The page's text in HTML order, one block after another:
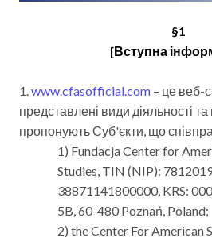
§1
[Вступна
1.www.cfasofficial.com – це веб-
представлені види діяльності та
пропонують Суб'єкти, що
1) Fundacja Center for
Studies, TIN (NIP):
38871141800000, KRS:
5B, 60-480 Poznań, Poland;
2) the Center For American